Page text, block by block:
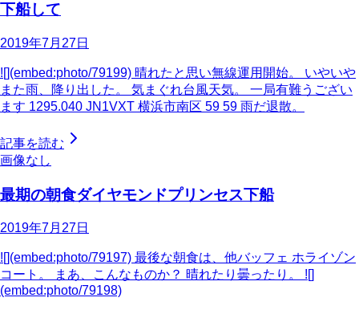
下船して
2019年7月27日
![](embed:photo/79199) 晴れたと思い無線運用開始。 いやいや
また雨、降り出した。 気まぐれ台風天気。 一局有難うござい
ます 1295.040 JN1VXT 横浜市南区 59 59 雨だ退散。
記事を読む
画像なし
最期の朝食ダイヤモンドプリンセス下船
2019年7月27日
![](embed:photo/79197) 最後な朝食は、他バッフェ ホライゾン
コート。 まあ、こんなものか？ 晴れたり曇ったり。 ![]
(embed:photo/79198)